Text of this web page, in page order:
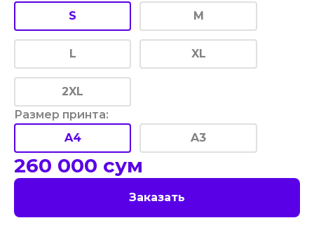
S
M
L XL
2XL
Размер принта:
A4
A3
260 000 сум
Заказать